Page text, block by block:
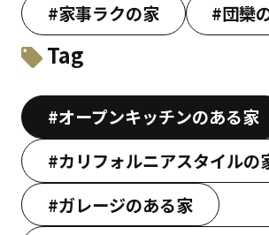
#家事ラクの家
#団欒
Tag
#オープンキッチンのある家
#カリフォルニアスタイルの
#ガレージのある家